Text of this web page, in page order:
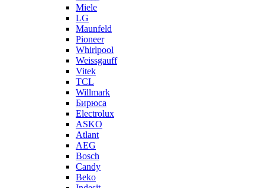
Miele
LG
Maunfeld
Pioneer
Whirlpool
Weissgauff
Vitek
TCL
Willmark
Бирюса
Electrolux
ASKO
Atlant
AEG
Bosch
Candy
Beko